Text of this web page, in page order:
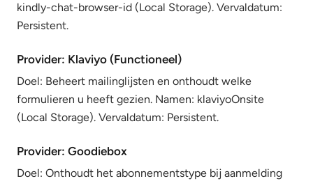
kindly-chat-browser-id (Local Storage). Vervaldatum:
Persistent.
Provider: Klaviyo (Functioneel)
Doel: Beheert mailinglijsten en onthoudt welke
formulieren u heeft gezien. Namen: klaviyoOnsite
(Local Storage). Vervaldatum: Persistent.
Provider: Goodiebox
Doel: Onthoudt het abonnementstype bij aanmelding